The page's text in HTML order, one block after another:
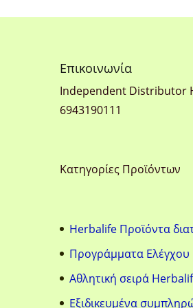
73.00 €.
Eπικοινωνία
Ιndependent Distributor
6943190111
Κατηγορίες Προϊόντων
Herbalife Προϊόντα
Προγράμματα
Αθλητική σειρά
Eξιδικευμένα